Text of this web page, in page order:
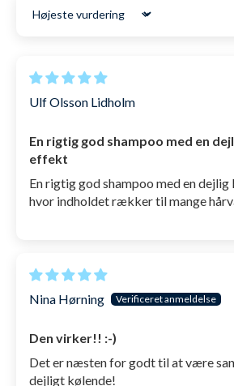
hurtigere restitution. Er
Styrker hovedbund og hår.
Ikke testet på dyr
Produceret i Danmark
Kan bruges i 12 måneder efter
Flasken er 13 cm høj og 5 cm
Ingrediensliste
Vand, Natrium lauret sulfat,
glycereth 2 cocoate, Natrium,
Citronsyre, Piroctonolamin, PEG-4
Mentha arvensis Leaf Oil
Sort by
Ulf Olsson Lidholm
En rigtig god shampoo med en
effekt
En rigtig god shampoo med en
hvor indholdet rækker til mange
Nina Hørning
Den virker!! :-)
Det er næsten for godt til at være
dejligt kølende!